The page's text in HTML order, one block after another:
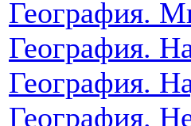
География.
География.
География.
География.